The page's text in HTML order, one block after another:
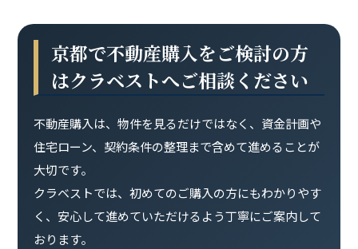
京都で不動産購入をご検討の方
はクラベストへご相談ください
不動産購入は、物件を見るだけではなく、資金計画や
住宅ローン、契約条件の整理まで含めて進めることが
大切です。
クラベストでは、初めてのご購入の方にもわかりやす
く、安心して進めていただけるよう丁寧にご案内して
おります。